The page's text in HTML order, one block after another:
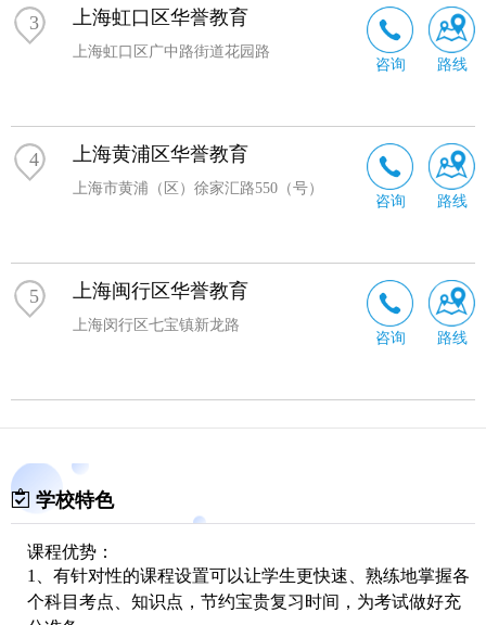
3 上海虹口区华誉教育
上海虹口区广中路街道花园路
咨询 路线
4 上海黄浦区华誉教育
上海市黄浦（区）徐家汇路550（号）
咨询 路线
5 上海闽行区华誉教育
上海闵行区七宝镇新龙路
咨询 路线
学校特色
课程优势：‌‌
‌1、有针对性的课程设置可以让学生更快速、熟练地掌握各
个科目考点、知识点，节约宝贵复习时间，为考试做好充